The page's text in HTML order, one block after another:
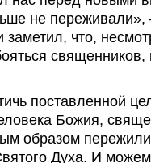
не
заметил, что,
священников,
поставленной
Божия,
образом
Духа. И